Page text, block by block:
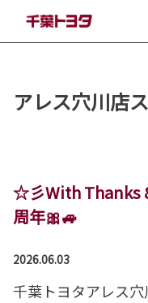
アレス穴川店
☆彡With Thanks
周年🎀🚙
2026.06.03
千葉トヨタアレス